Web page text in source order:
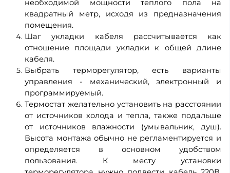
необходимой мощности теплого пола на
квадратный метр, исходя из предназначения
помещения.
Шаг укладки кабеля рассчитывается как
отношение площади укладки к общей длине
кабеля.
Выбрать терморегулятор, есть варианты
управления - механический, электронный и
программируемый.
Термостат желательно установить на расстоянии
от источников холода и тепла, также подальше
от источников влажности (умывальник, душ).
Высота монтажа обычно не регламентируется и
определяется в основном удобством
пользования. К месту установки